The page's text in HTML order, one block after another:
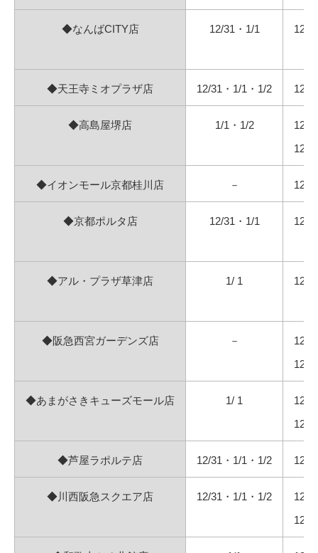
◆なんばCITY店 12/31・1/1 12/
◆天王寺ミオプラザ店 12/31・1/1・1/2 12/
◆高島屋堺店 1/1・1/2
12/
12/
◆イオンモール京都桂川店 － 12/
◆京都ポルタ店 12/31・1/1 12/
◆アル・プラザ草津店 1/ 1 12/
◆阪急西宮ガーデンズ店 －
12/
12/
◆あまがさきキューズモール店 1/ 1
12/
12/
◆芦屋ラポルテ店 12/31・1/1・1/2 12/
◆川西阪急スクエア店 12/31・1/1・1/2
12/
12/